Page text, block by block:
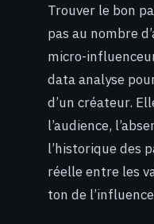
Trouver le bon
pas au nombre
micro-
data analyse
d’un créateur.
l’audience,
l’historique des
réelle entre les
ton de